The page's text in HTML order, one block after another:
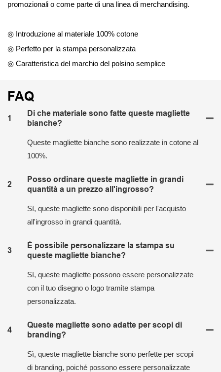
promozionali o come parte di una linea di merchandising.
◎ Introduzione al materiale 100% cotone
◎ Perfetto per la stampa personalizzata
◎ Caratteristica del marchio del polsino semplice
FAQ
1
Di che materiale sono fatte queste magliette
bianche?
Queste magliette bianche sono realizzate in cotone al
100%.
2
Posso ordinare queste magliette in grandi
quantità a un prezzo all'ingrosso?
Sì, queste magliette sono disponibili per l'acquisto
all'ingrosso in grandi quantità.
3
È possibile personalizzare la stampa su
queste magliette bianche?
Sì, queste magliette possono essere personalizzate
con il tuo disegno o logo tramite stampa
personalizzata.
4
Queste magliette sono adatte per scopi di
branding?
Sì, queste magliette bianche sono perfette per scopi
di branding, poiché possono essere personalizzate